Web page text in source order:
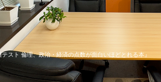
スト 倫理、政治・経済の点数が面白いほどとれる本』